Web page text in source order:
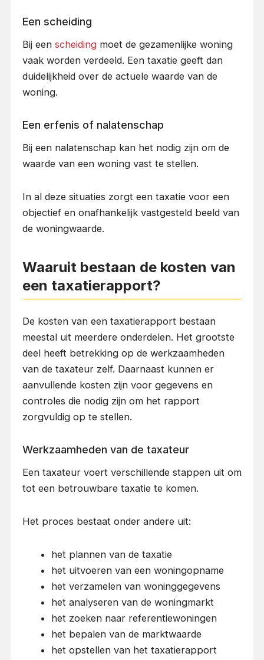
Een scheiding
Bij een scheidingmoet de gezamenlijke woning
vaak worden verdeeld. Een taxatie geeft dan
duidelijkheid over de actuele waarde van de
woning.
Een erfenis of nalatenschap
Bij een nalatenschap kan het nodig zijn om de
waarde van een woning vast te stellen.
In al deze situaties zorgt een taxatie voor een
objectief en onafhankelijk vastgesteld beeld van
de woningwaarde.
Waaruit bestaan de kosten van
een taxatierapport?
De kosten van een taxatierapport bestaan
meestal uit meerdere onderdelen. Het grootste
deel heeft betrekking op de werkzaamheden
van de taxateur zelf. Daarnaast kunnen er
aanvullende kosten zijn voor gegevens en
controles die nodig zijn om het rapport
zorgvuldig op te stellen.
Werkzaamheden van de taxateur
Een taxateur voert verschillende stappen uit om
tot een betrouwbare taxatie te komen.
Het proces bestaat onder andere uit:
het plannen van de taxatie
het uitvoeren van een woningopname
het verzamelen van woninggegevens
het analyseren van de woningmarkt
het zoeken naar referentiewoningen
het bepalen van de marktwaarde
het opstellen van het taxatierapport